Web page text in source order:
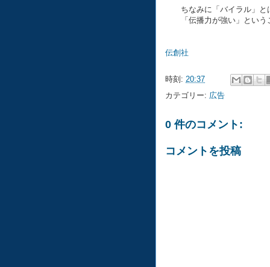
ちなみに「バイラル」と
「伝播力が強い」という
伝創社
時刻: 20:37
カテゴリー: 広告
0 件のコメント:
コメントを投稿